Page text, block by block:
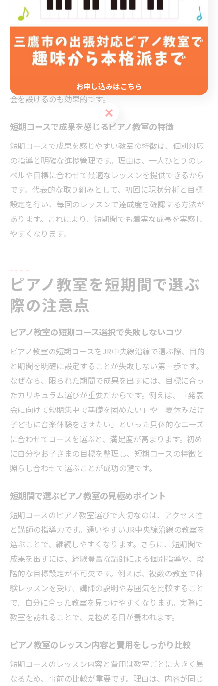
短期コースでもモチベーションを維持するためには、達
成感を得られる仕組みが重要です。理由は、短期間で目
に見える成長を実感できることでやる気が続くからで
す。例えば、レッスンごとに小さな目標を設定し、クリ
アするたびに講師から具体的なフィードバックを受ける
方法があります。また、家族や友人に成果を披露する機
会を設けるのも効果的です。
短期コースで成果を感じるピアノ教室の特徴
短期コースで成果を感じやすい教室の特徴は、個別対応
の指導と明確な進捗管理です。理由は、一人ひとりのレ
ベルや目標に合わせて最適なレッスンを提供できるから
です。代表的な取り組みとして、初回に現状分析と目標
設定を行い、毎回のレッスンで達成度を確認する方法が
あります。これにより、短期間でも着実な成長を実感し
やすくなります。
ピアノ教室を短期間で選ぶ
際の注意点
ピアノ教室の短期コース選択で失敗しないコツ
ピアノ教室の短期コースをJR中央線沿線で選ぶ際、目的
と期間を明確に設定することが失敗しない第一歩です。
なぜなら、限られた期間で成果を出すには、目標に合っ
たカリキュラム選びが重要だからです。例えば、「発表
会に向けて短期集中で基礎を固めたい」や「夏休みだけ
子どもに音楽体験をさせたい」といった具体的なニーズ
に合わせてコースを選ぶと、満足度が高まります。初め
に自分やお子さまの目標を整理し、短期コースの特徴と
照らし合わせて選ぶことが成功の鍵です。
短期間で選ぶピアノ教室の見極めポイント
短期コースのピアノ教室選びで大切なのは、アクセス性
と講師の指導力です。通いやすいJR中央線沿線の教室を
選ぶことで、継続しやすくなります。さらに、短期間で
成果を出すには、経験豊富な講師による個別指導や、段
階的な目標設定が不可欠です。例えば、複数の教室で体
験レッスンを受け、講師の説明や雰囲気を比較すること
で、自分に合った教室を見つけやすくなります。実際に
教室を訪れることで、見極める目が養われます。
ピアノ教室のレッスン内容と費用をしっかり比較
短期コースのレッスン内容と費用は教室ごとに大きく異
なるため、事前の比較が重要です。理由は、内容が同じ
お申し込みはこちら
お申し込みはこちら